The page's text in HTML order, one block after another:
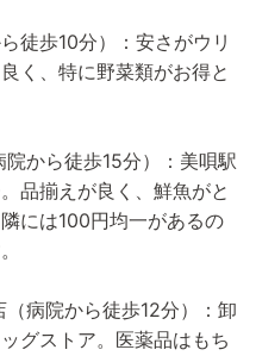
徒歩10分）：安さがウリ
く、特に野菜類がお得と
院から徒歩15分）：美唄駅
品揃えが良く、鮮魚がと
には100円均一があるの
（病院から徒歩12分）：卸
グストア。医薬品はもち